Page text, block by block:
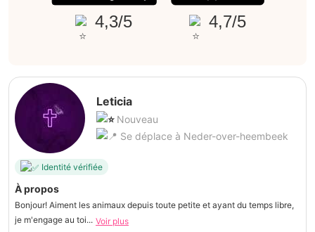
4,3/5 4,7/5
Leticia
Nouveau
Se déplace à Neder-over-heembeek
Identité vérifiée
À propos
Bonjour! Aiment les animaux depuis toute petite et ayant du temps libre,
je m'engage au toi... Voir plus